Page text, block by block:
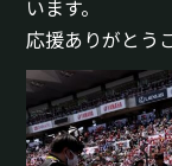
います。
応援ありがとう